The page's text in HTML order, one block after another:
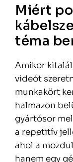
Miért
téma
Amikor
videót
munkakört
halmazon
gyártósor
a repetitív
ahol a
hanem egy